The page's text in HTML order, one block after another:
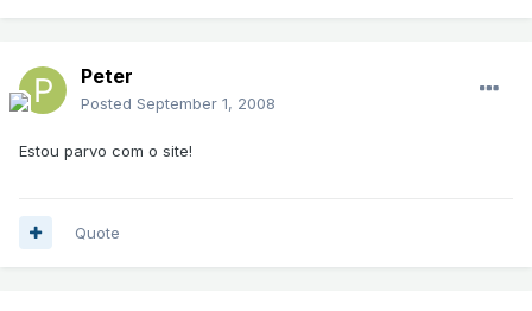
Peter
Posted September 1, 2008
Estou parvo com o site!
Quote